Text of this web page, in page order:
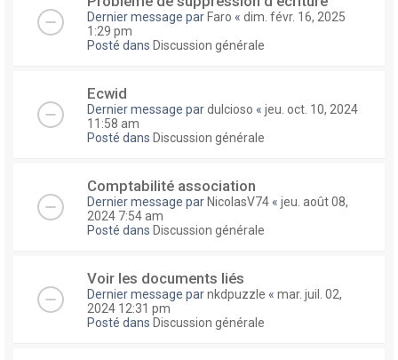
Dernier message par Faro « dim. févr. 16, 2025
1:29 pm
Posté dans Discussion générale
Ecwid
Dernier message pardulcioso « jeu. oct. 10, 2024
11:58 am
Posté dans Discussion générale
Comptabilité association
Dernier message par NicolasV74 « jeu. août 08,
2024 7:54 am
Posté dans Discussion générale
Voir les documents liés
Dernier message parnkdpuzzle « mar. juil. 02,
2024 12:31 pm
Posté dans Discussion générale